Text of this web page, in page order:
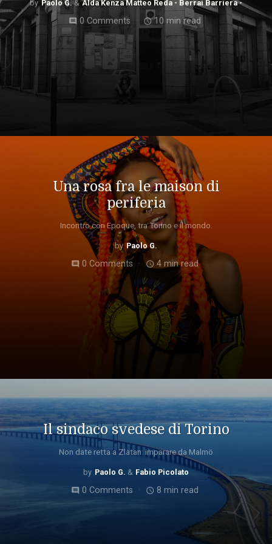
Paolo G. Alda Kenza Matteo Reda - Berrai Barriera -
comment 0 Comments access_time10 min read
Una rosa fra le maison di
periferia
Incontro con Epoque, tra Torino e il mondo.
Paolo G.
comment 0 Comments access_time 4 min read
Il sindaco svedese di Torino
Non date retta a Zlatan: imparare da Malmö
Paolo G. Fabio Picolato
comment0 Comments access_time 8 min read